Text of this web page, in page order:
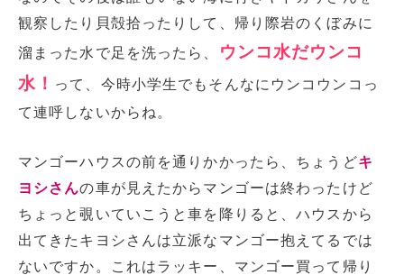
観察したり貝殻拾ったりして、帰り際岩のくぼみに
溜まった水で足を洗ったら、
ウンコ水だウンコ
水！ って、今時小学生でもそんなにウンコウンコっ
て連呼しないからね。
マンゴーハウスの前を通りかかったら、ちょうどキ
ヨシさんの車が見えたからマンゴーは終わったけど
ちょっと覗いていこうと車を降りると、ハウスから
出てきたキヨシさんは立派なマンゴー抱えてるでは
ないですか。これはラッキー、マンゴー買って帰り